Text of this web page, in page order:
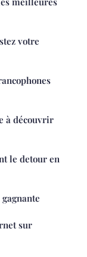
votre
à découvrir
le detour en
sur